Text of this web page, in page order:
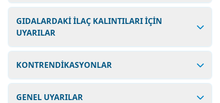
GIDALARDAKİ İLAÇ KALINTILARI İÇİN
UYARILAR
KONTRENDİKASYONLAR
GENEL UYARILAR